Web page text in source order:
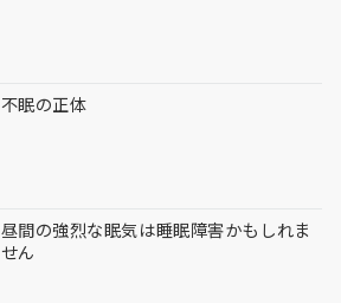
不眠の正体
昼間の強烈な眠気は睡眠障害かもしれま
せん